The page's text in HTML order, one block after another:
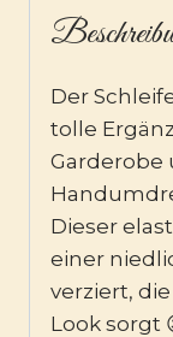
Der
tolle
Garderobe
Dieser
einer
verziert,
Look sorgt